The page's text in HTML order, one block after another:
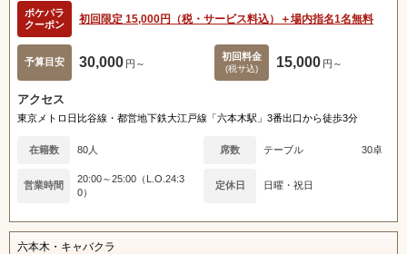
ポケパラ
クーポン
初回限定 15,000円（税・サービス料込）＋場内指名1名無料
予算目安 30,000 円～
初回料金
(税サ込) 15,000 円～
アクセス
東京メトロ日比谷線・都営地下鉄大江戸線「六本木駅」3番出口から徒歩3分
在籍数 80人 席数 テーブル 30卓
営業時間
20:00～25:00（L.O.24:3
0）
定休日 日曜・祝日
六本木・キャバクラ